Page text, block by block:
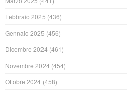
Febbraio 2025 (436)
Gennaio 2025 (456)
Dicembre 2024 (461)
Novembre 2024 (454)
Ottobre 2024 (458)